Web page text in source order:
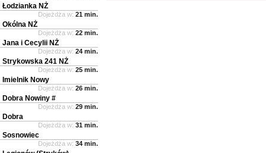
Łodzianka NŻ
Dojeżdża w: 21 min.
Okólna NŻ
Dojeżdża w: 22 min.
Jana i Cecylii NŻ
Dojeżdża w: 24 min.
Strykowska 241 NŻ
Dojeżdża w: 25 min.
Imielnik Nowy
Dojeżdża w: 26 min.
Dobra Nowiny #
Dojeżdża w: 29 min.
Dobra
Dojeżdża w: 31 min.
Sosnowiec
Dojeżdża w: 34 min.